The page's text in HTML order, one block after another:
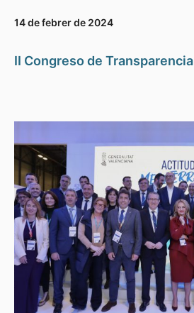
14 de febrer de 2024
II Congreso de Transparencia